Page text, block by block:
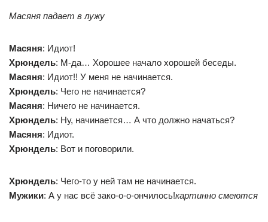
Масяня падает в лужу
Масяня: Идиот!
Хрюндель: М-да… Хорошее начало хорошей беседы.
Масяня: Идиот!! У меня не начинается.
Хрюндель: Чего не начинается?
Масяня: Ничего не начинается.
Хрюндель: Ну, начинается… А что должно начаться?
Масяня: Идиот.
Хрюндель: Вот и поговорили.
Хрюндель: Чего-то у ней там не начинается.
Мужики: А у нас всё зако-о-о-ончилось!картинно смеются